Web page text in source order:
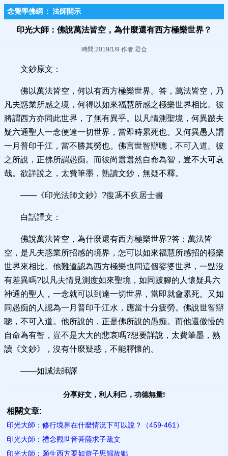
念覺學佛網 : 法師開示
印光大師：佛說萬法皆空，為什麼還有西方極樂世界？
時間:2019/1/9 作者:君合
文鈔原文：
佛以萬法皆空，何以有西方極樂世界。答，萬法皆空，乃
凡夫惑業所感之境，何得以如來福慧所感之極樂世界相比。彼
將謂西方亦同此世界，了無有異乎。以凡情測聖境，何異跛夫
疑六通聖人一念便達一切世界，當即時累死也。又何異愚人謂
一月普印千江，當不勝其勞也。佛言世智辯聰，不可入道。彼
之所說，正佛所謂愚痴。而彼尚囂囂然自命為智，豈不大可哀
哉。欲詳說之，太費筆墨，熟讀文鈔，無疑不釋。
——《印光法師文鈔》?復馮不疚居士書
白話譯文：
佛說萬法皆空，為什麼還有西方極樂世界?答：萬法皆
空，是凡夫惑業所招感的境界，怎可以如來福慧所感招的極樂
世界來相比。他難道認為西方極樂也同這個娑婆世界，一點沒
有差異嗎?以凡夫情見測度如來聖境，如同跛腳的人懷疑具六
神通的聖人，一念就可以到達一切世界，當即就會累死。又如
同愚痴的人認為一月普印千江水，應當十分疲勞。佛說世智辯
聰，不可入道。他所說的，正是佛所說的愚痴。而他還傲慢的
自命為有智，豈不是大大的悲哀嗎?想要詳說，太費筆墨，熟
讀《文鈔》，沒有什麼疑惑，不能釋懷的。
——如誠法師譯
分享好文，利人利己，功德無量!
相關文章:
印光大師：修行境界在什麼情況下可以說？（459-461）
印光大師：禮念觀世音菩薩求子疏文
印光大師：願生西方要如遊子思歸​故鄉